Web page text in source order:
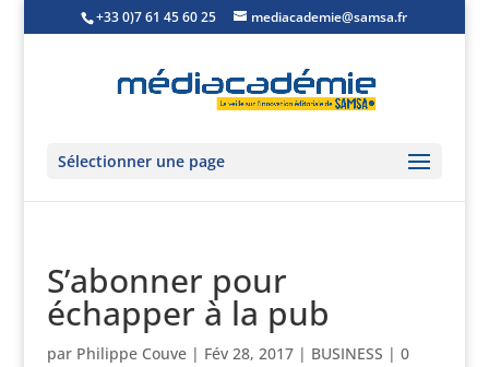
+33 0)7 61 45 60 25 mediacademie@samsa.fr
Sélectionner une page
S’abonner pour
échapper à la pub
par Philippe Couve| Fév 28, 2017| BUSINESS | 0